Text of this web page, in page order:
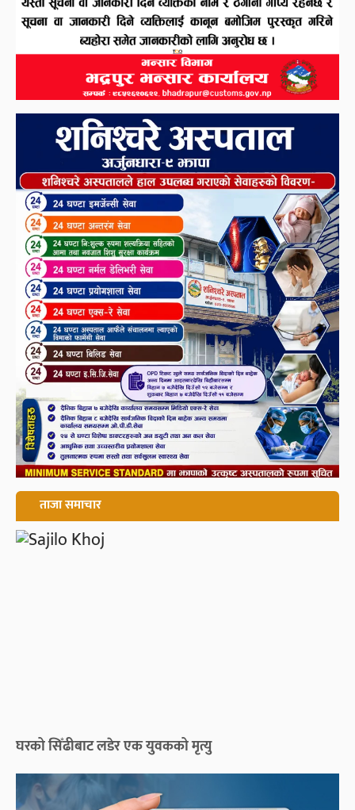
ताजा समाचार
घरको सिँढीबाट लडेर एक युवकको मृत्यु